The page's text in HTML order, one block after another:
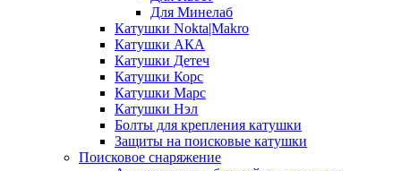
Для Минелаб
Катушки Nokta|Makro
Катушки АКА
Катушки Детеч
Катушки Корс
Катушки Марс
Катушки Нэл
Болты для крепления катушки
Защиты на поисковые катушки
Поисковое снаряжение